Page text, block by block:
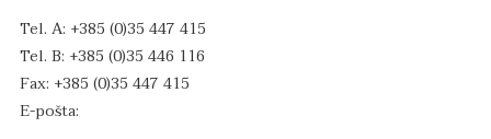
Tel. A: +385 (0)35 447 415
Tel. B: +385 (0)35 446 116
Fax: +385 (0)35 447 415
E-pošta: